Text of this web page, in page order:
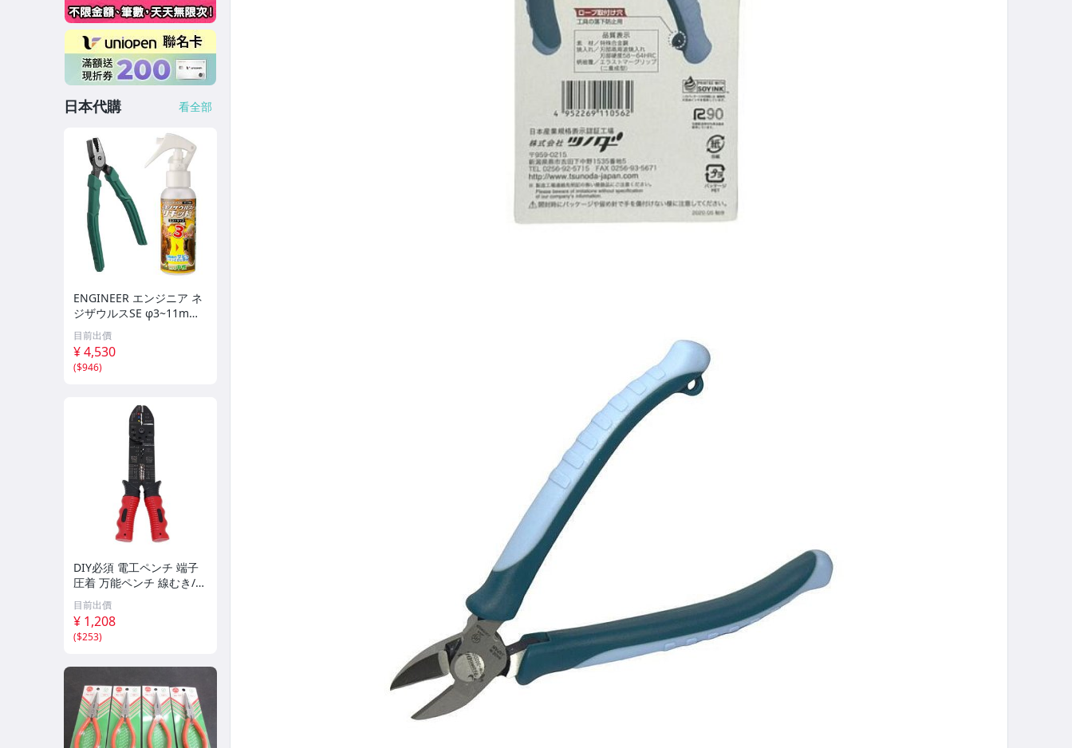
日本代購 看全部
ENGINEER エンジニア ネ
ジザウルスSE φ3~11mm
用 PZ-22 & 錆取り剤 ミス
トタイプ 100g h
目前出價
¥ 4,530
($946)
DIY必須 電工ペンチ 端子
圧着 万能ペンチ 線むき/配
線修理 ワイヤーストリッ
パー ワイヤーカッター ワ
イヤカット 絶縁端子圧着
目前出價
¥ 1,208
($253)